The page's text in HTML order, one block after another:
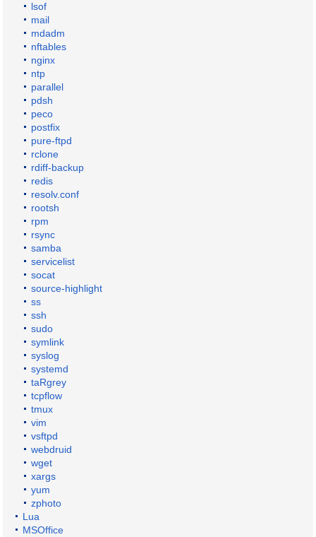
lsof
mail
mdadm
nftables
nginx
ntp
parallel
pdsh
peco
postfix
pure-ftpd
rclone
rdiff-backup
redis
resolv.conf
rootsh
rpm
rsync
samba
servicelist
socat
source-highlight
ss
ssh
sudo
symlink
syslog
systemd
taRgrey
tcpflow
tmux
vim
vsftpd
webdruid
wget
xargs
yum
zphoto
Lua
MSOffice